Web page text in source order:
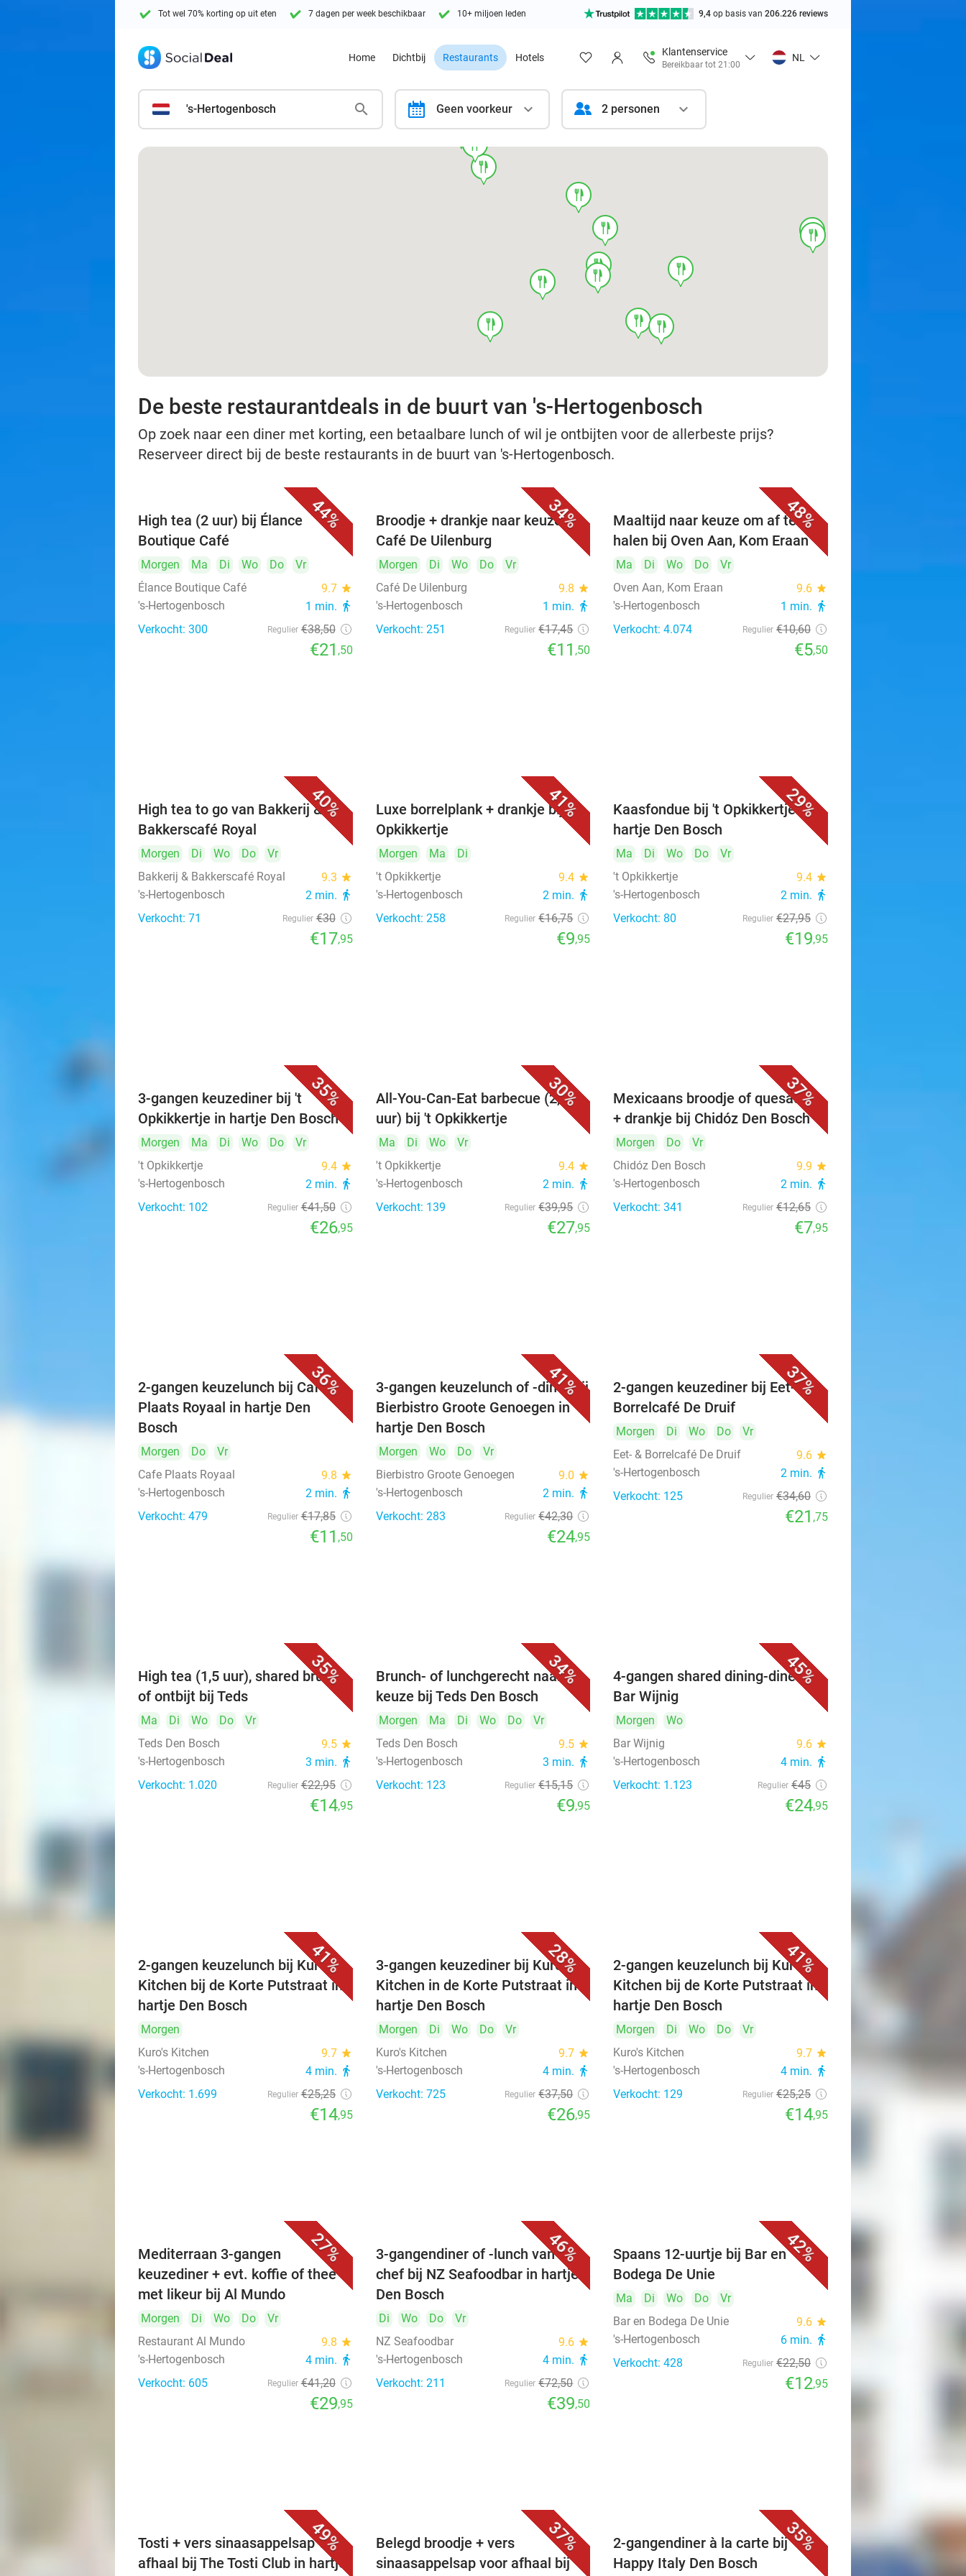
Tot wel 70% korting op uit eten 7 dagen per week beschikbaar 10+ miljoen leden 9,4 op basis van 206.226 reviews
Home Dichtbij Restaurants Hotels
Klantenservice
Bereikbaar tot 21:00
NL
's-Hertogenbosch calendar Geen voorkeur 2 personen
food
food
food
food
food
food
food
food
food
food food
food
food
food
De beste restaurantdeals in de buurt van 's-Hertogenbosch
Op zoek naar een diner met korting, een betaalbare lunch of wil je ontbijten voor de allerbeste prijs?
Reserveer direct bij de beste restaurants in de buurt van 's-Hertogenbosch.
44%
High tea (2 uur) bij Élance
Boutique Café
Morgen Ma Di Wo Do
Vr
Élance Boutique Café
9.7 star
's-Hertogenbosch 1 min. directions_walk
Verkocht: 300 Regulier €38,50
€21 ,50
34%
Broodje + drankje naar keuze bij
Café De Uilenburg
Morgen Di Wo Do
Vr
Café De Uilenburg
9.8 star
's-Hertogenbosch 1 min. directions_walk
Verkocht: 251 Regulier €17,45
€11,50
48%
Maaltijd naar keuze om af te
halen bij Oven Aan, Kom Eraan
Ma Di Wo Do
Vr
Oven Aan, Kom Eraan
9.6 star
's-Hertogenbosch 1 min. directions_walk
Verkocht: 4.074 Regulier €10,60
€5,50
40%
High tea to go van Bakkerij &
Bakkerscafé Royal
Morgen Di Wo Do
Vr
Bakkerij & Bakkerscafé Royal
9.3 star
's-Hertogenbosch 2 min. directions_walk
Verkocht: 71 Regulier €30
€17,95
41%
Luxe borrelplank + drankje bij 't
Opkikkertje
Morgen Ma
Di
't Opkikkertje
9.4 star
's-Hertogenbosch 2 min. directions_walk
Verkocht: 258 Regulier €16,75
€9,95
29%
Kaasfondue bij 't Opkikkertje in
hartje Den Bosch
Ma Di Wo Do
Vr
't Opkikkertje
9.4 star
's-Hertogenbosch 2 min. directions_walk
Verkocht: 80 Regulier €27,95
€19,95
35%
3-gangen keuzediner bij 't
Opkikkertje in hartje Den Bosch
Morgen Ma Di Wo Do
Vr
't Opkikkertje
9.4 star
's-Hertogenbosch 2 min. directions_walk
Verkocht: 102 Regulier €41,50
€26,95
30%
All-You-Can-Eat barbecue (2,5
uur) bij 't Opkikkertje
Ma Di Wo
Vr
't Opkikkertje
9.4 star
's-Hertogenbosch 2 min. directions_walk
Verkocht: 139 Regulier €39,95
€27,95
37%
Mexicaans broodje of quesadilla
+ drankje bij Chidóz Den Bosch
Morgen Do
Vr
Chidóz Den Bosch
9.9 star
's-Hertogenbosch 2 min. directions_walk
Verkocht: 341 Regulier €12,65
€7,95
36%
2-gangen keuzelunch bij Café
Plaats Royaal in hartje Den
Bosch
Morgen Do
Vr
Cafe Plaats Royaal
9.8 star
's-Hertogenbosch 2 min. directions_walk
Verkocht: 479 Regulier €17,85
€11 ,50
41%
3-gangen keuzelunch of -diner bij
Bierbistro Groote Genoegen in
hartje Den Bosch
Morgen Wo Do
Vr
Bierbistro Groote Genoegen
9.0 star
's-Hertogenbosch 2 min. directions_walk
Verkocht: 283 Regulier €42,30
€24,95
37%
2-gangen keuzediner bij Eet- &
Borrelcafé De Druif
Morgen Di Wo Do
Vr
Eet- & Borrelcafé De Druif
9.6 star
's-Hertogenbosch 2 min. directions_walk
Verkocht: 125 Regulier €34,60
€21 ,75
35%
High tea (1,5 uur), shared brunch
of ontbijt bij Teds
Ma Di Wo Do
Vr
Teds Den Bosch
9.5 star
's-Hertogenbosch 3 min. directions_walk
Verkocht: 1.020 Regulier €22,95
€14,95
34%
Brunch- of lunchgerecht naar
keuze bij Teds Den Bosch
Morgen Ma Di Wo Do
Vr
Teds Den Bosch
9.5 star
's-Hertogenbosch 3 min. directions_walk
Verkocht: 123 Regulier €15,15
€9,95
45%
4-gangen shared dining-diner bij
Bar Wijnig
Morgen
Wo
Bar Wijnig
9.6 star
's-Hertogenbosch 4 min. directions_walk
Verkocht: 1.123 Regulier €45
€24,95
41%
2-gangen keuzelunch bij Kuro's
Kitchen bij de Korte Putstraat in
hartje Den Bosch
Morgen
Kuro's Kitchen
9.7 star
's-Hertogenbosch 4 min. directions_walk
Verkocht: 1.699 Regulier €25,25
€14,95
28%
3-gangen keuzediner bij Kuro's
Kitchen in de Korte Putstraat in
hartje Den Bosch
Morgen Di Wo Do
Vr
Kuro's Kitchen
9.7 star
's-Hertogenbosch 4 min. directions_walk
Verkocht: 725 Regulier €37,50
€26,95
41%
2-gangen keuzelunch bij Kuro's
Kitchen bij de Korte Putstraat in
hartje Den Bosch
Morgen Di Wo Do
Vr
Kuro's Kitchen
9.7 star
's-Hertogenbosch 4 min. directions_walk
Verkocht: 129 Regulier €25,25
€14,95
27%
Mediterraan 3-gangen
keuzediner + evt. koffie of thee
met likeur bij Al Mundo
Morgen Di Wo Do
Vr
Restaurant Al Mundo
9.8 star
's-Hertogenbosch 4 min. directions_walk
Verkocht: 605 Regulier €41,20
€29,95
46%
3-gangendiner of -lunch van de
chef bij NZ Seafoodbar in hartje
Den Bosch
Di Wo Do
Vr
NZ Seafoodbar
9.6 star
's-Hertogenbosch 4 min. directions_walk
Verkocht: 211 Regulier €72,50
€39,50
42%
Spaans 12-uurtje bij Bar en
Bodega De Unie
Ma Di Wo Do
Vr
Bar en Bodega De Unie
9.6 star
's-Hertogenbosch 6 min. directions_walk
Verkocht: 428 Regulier €22,50
€12,95
49%
Tosti + vers sinaasappelsap voor
afhaal bij The Tosti Club in hartje
37%
Belegd broodje + vers
sinaasappelsap voor afhaal bij
35%
2-gangendiner à la carte bij
Happy Italy Den Bosch